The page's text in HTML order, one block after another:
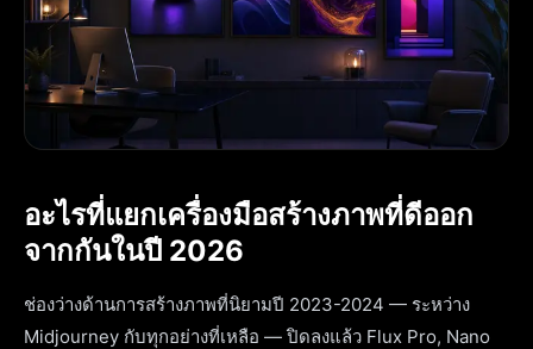
อะไรที่แยกเครื่องมือสร้างภาพที่ดีออก
จากกันในปี 2026
ช่องว่างด้านการสร้างภาพที่นิยามปี 2023-2024 — ระหว่าง
Midjourney กับทุกอย่างที่เหลือ — ปิดลงแล้ว Flux Pro, Nano